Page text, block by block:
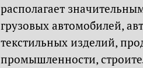
располагает
грузовых автомобилей,
текстильных изделий,
промышленности,